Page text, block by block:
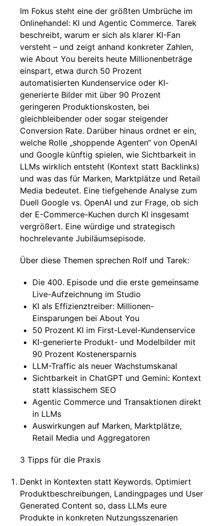
Im Fokus steht eine der größten Umbrüche im
Onlinehandel: KI und Agentic Commerce. Tarek
beschreibt, warum er sich als klarer KI-Fan
versteht – und zeigt anhand konkreter Zahlen,
wie About You bereits heute Millionenbeträge
einspart, etwa durch 50 Prozent
automatisierten Kundenservice oder KI-
generierte Bilder mit über 90 Prozent
geringeren Produktionskosten, bei
gleichbleibender oder sogar steigender
Conversion Rate. Darüber hinaus ordnet er ein,
welche Rolle „shoppende Agenten“ von OpenAI
und Google künftig spielen, wie Sichtbarkeit in
LLMs wirklich entsteht (Kontext statt Backlinks)
und was das für Marken, Marktplätze und Retail
Media bedeutet. Eine tiefgehende Analyse zum
Duell Google vs. OpenAI und zur Frage, ob sich
der E-Commerce-Kuchen durch KI insgesamt
vergrößert. Eine würdige und strategisch
hochrelevante Jubiläumsepisode.
Über diese Themen sprechen Rolf und Tarek:
Die 400. Episode und die erste gemeinsame
Live-Aufzeichnung im Studio
KI als Effizienztreiber: Millionen-
Einsparungen bei About You
50 Prozent KI im First-Level-Kundenservice
KI-generierte Produkt- und Modelbilder mit
90 Prozent Kostenersparnis
LLM-Traffic als neuer Wachstumskanal
Sichtbarkeit in ChatGPT und Gemini: Kontext
statt klassischem SEO
Agentic Commerce und Transaktionen direkt
in LLMs
Auswirkungen auf Marken, Marktplätze,
Retail Media und Aggregatoren
3 Tipps für die Praxis
Denkt in Kontexten statt Keywords. Optimiert
Produktbeschreibungen, Landingpages und User
Generated Content so, dass LLMs eure
Produkte in konkreten Nutzungsszenarien